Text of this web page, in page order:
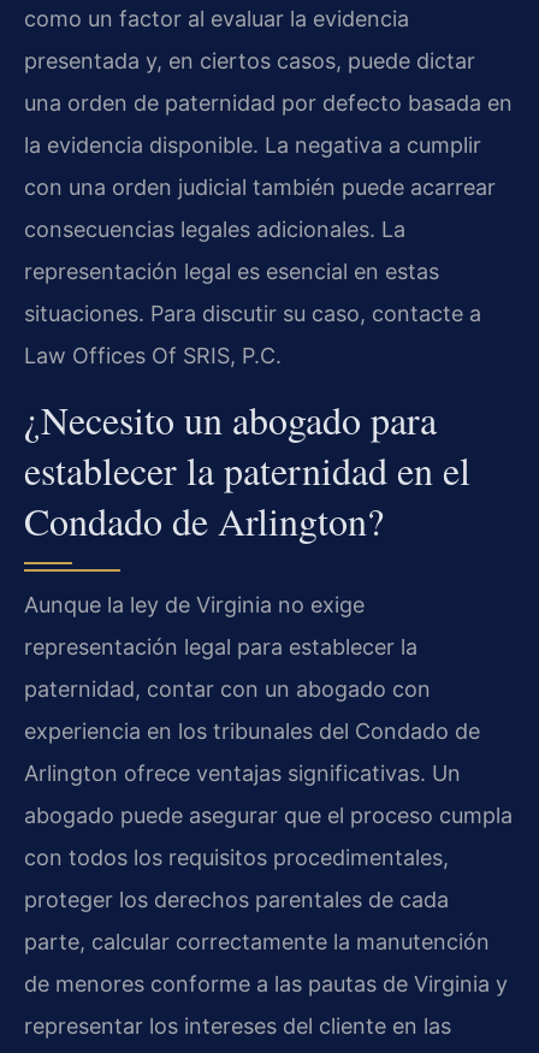
como un factor al evaluar la evidencia
presentada y, en ciertos casos, puede dictar
una orden de paternidad por defecto basada en
la evidencia disponible. La negativa a cumplir
con una orden judicial también puede acarrear
consecuencias legales adicionales. La
representación legal es esencial en estas
situaciones. Para discutir su caso, contacte a
Law Offices Of SRIS, P.C.
¿Necesito un abogado para
establecer la paternidad en el
Condado de Arlington?
Aunque la ley de Virginia no exige
representación legal para establecer la
paternidad, contar con un abogado con
experiencia en los tribunales del Condado de
Arlington ofrece ventajas significativas. Un
abogado puede asegurar que el proceso cumpla
con todos los requisitos procedimentales,
proteger los derechos parentales de cada
parte, calcular correctamente la manutención
de menores conforme a las pautas de Virginia y
representar los intereses del cliente en las